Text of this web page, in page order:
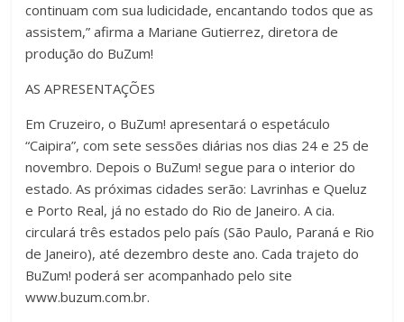
continuam com sua ludicidade, encantando todos que as
assistem,” afirma a Mariane Gutierrez, diretora de
produção do BuZum!
AS APRESENTAÇÕES
Em Cruzeiro, o BuZum! apresentará o espetáculo
“Caipira”, com sete sessões diárias nos dias 24 e 25 de
novembro. Depois o BuZum! segue para o interior do
estado. As próximas cidades serão: Lavrinhas e Queluz
e Porto Real, já no estado do Rio de Janeiro. A cia.
circulará três estados pelo país (São Paulo, Paraná e Rio
de Janeiro), até dezembro deste ano. Cada trajeto do
BuZum! poderá ser acompanhado pelo site
www.buzum.com.br.